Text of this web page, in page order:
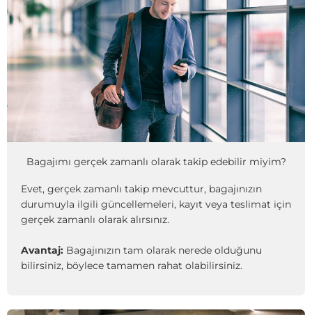
Bagajımı gerçek zamanlı olarak takip edebilir miyim?
Evet, gerçek zamanlı takip mevcuttur, bagajınızın
durumuyla ilgili güncellemeleri, kayıt veya teslimat için
gerçek zamanlı olarak alırsınız.
Avantaj: Bagajınızın tam olarak nerede olduğunu
bilirsiniz, böylece tamamen rahat olabilirsiniz.